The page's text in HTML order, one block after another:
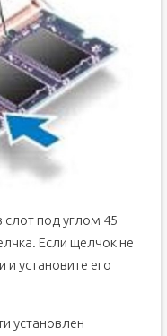
слот под углом 45
Если щелчок не
установите его
установлен